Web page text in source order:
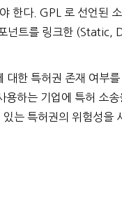
한다. GPL 로 선언된
넌트를 링크한 (Static,
한 특허권 존재 여부를
하는 기업에 특허 소송
는 특허권의 위험성을